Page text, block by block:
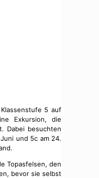
5 auf
Exkursion, die
Dabei besuchten
und 5c am 24.
Topasfelsen, den
bevor sie selbst